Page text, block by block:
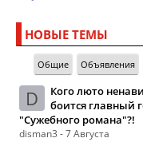
НОВЫЕ ТЕМЫ
Общие Объявления
D
Кого люто
боится главный
"Сужебного романа"?!
disman3 - 7 Августа